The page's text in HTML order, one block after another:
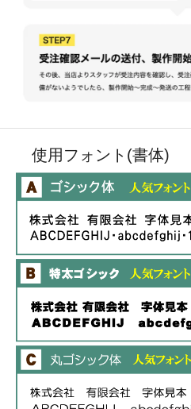
使用フォント(書体)